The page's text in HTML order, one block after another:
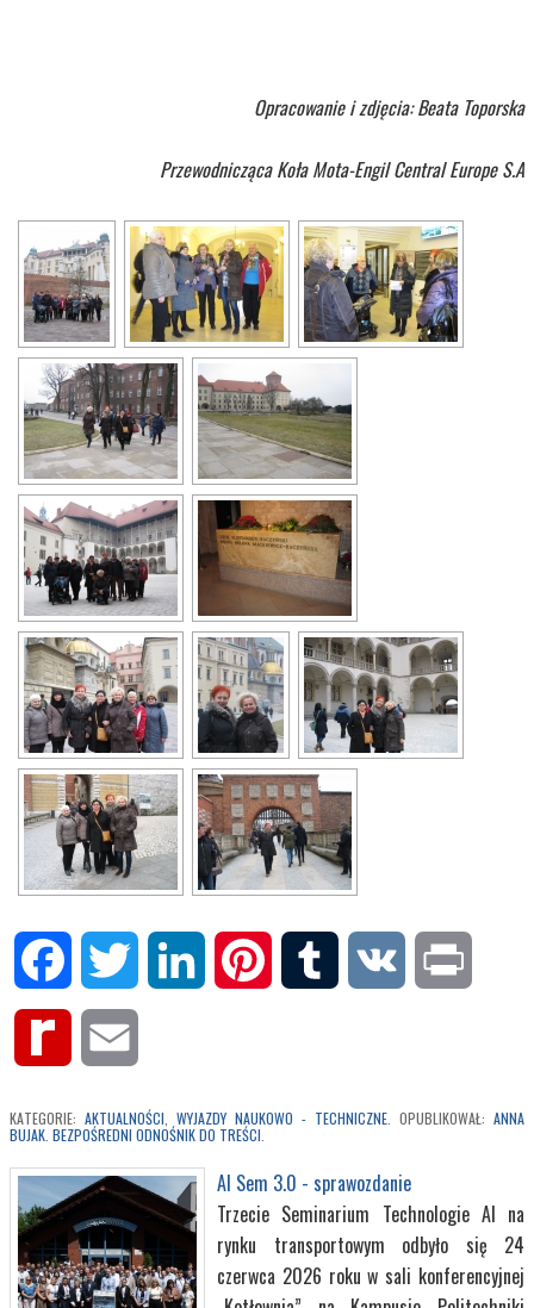
Opracowanie i zdjęcia: Beata Toporska
Przewodnicząca Koła Mota-Engil Central Europe S.A
Facebook Twitter LinkedIn Pinterest Tumblr VK
Rediff
KATEGORIE: AKTUALNOŚCI, WYJAZDY NAUKOWO - TECHNICZNE. OPUBLIKOWAŁ: ANNA
BUJAK. BEZPOŚREDNI ODNOŚNIK DO TREŚCI.
AI Sem 3.0 - sprawozdanie
Trzecie Seminarium Technologie AI na
rynku transportowym odbyło się 24
czerwca 2026 roku w sali konferencyjnej